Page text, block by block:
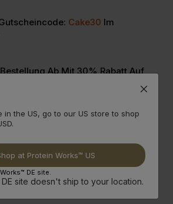
Cake30 Im
Ab Mit 30% Rabatt Auf
in the US, go to our US store to shop
at Protein Works™ US
DE site.
site doesn't ship to your location.